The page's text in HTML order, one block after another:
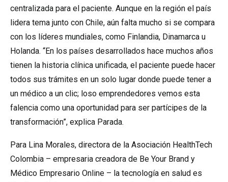
centralizada para el paciente. Aunque en la región el país
lidera tema junto con Chile, aún falta mucho si se compara
con los líderes mundiales, como Finlandia, Dinamarca u
Holanda. “En los países desarrollados hace muchos años
tienen la historia clínica unificada, el paciente puede hacer
todos sus trámites en un solo lugar donde puede tener a
un médico a un clic; loso emprendedores vemos esta
falencia como una oportunidad para ser partícipes de la
transformación”, explica Parada.
Para Lina Morales, directora de la Asociación HealthTech
Colombia – empresaria creadora de Be Your Brand y
Médico Empresario Online – la tecnología en salud es